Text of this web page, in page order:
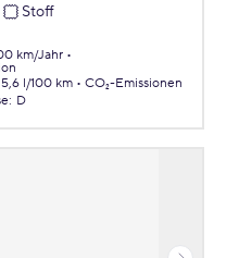
Stoff
km/Jahr
5,6 l/100 km
CO₂-Emissionen
: D